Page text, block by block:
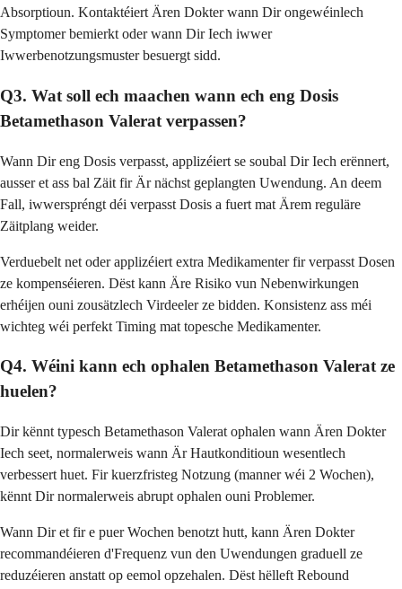
Absorptioun. Kontaktéiert Ären Dokter wann Dir ongewéinlech
Symptomer bemierkt oder wann Dir Iech iwwer
Iwwerbenotzungsmuster besuergt sidd.
Q3. Wat soll ech maachen wann ech eng Dosis
Betamethason Valerat verpassen?
Wann Dir eng Dosis verpasst, applizéiert se soubal Dir Iech erënnert,
ausser et ass bal Zäit fir Är nächst geplangten Uwendung. An deem
Fall, iwwerspréngt déi verpasst Dosis a fuert mat Ärem reguläre
Zäitplang weider.
Verduebelt net oder applizéiert extra Medikamenter fir verpasst Dosen
ze kompenséieren. Dëst kann Äre Risiko vun Nebenwirkungen
erhéijen ouni zousätzlech Virdeeler ze bidden. Konsistenz ass méi
wichteg wéi perfekt Timing mat topesche Medikamenter.
Q4. Wéini kann ech ophalen Betamethason Valerat ze
huelen?
Dir kënnt typesch Betamethason Valerat ophalen wann Ären Dokter
Iech seet, normalerweis wann Är Hautkonditioun wesentlech
verbessert huet. Fir kuerzfristeg Notzung (manner wéi 2 Wochen),
kënnt Dir normalerweis abrupt ophalen ouni Problemer.
Wann Dir et fir e puer Wochen benotzt hutt, kann Ären Dokter
recommandéieren d'Frequenz vun den Uwendungen graduell ze
reduzéieren anstatt op eemol opzehalen. Dëst hëlleft Rebound